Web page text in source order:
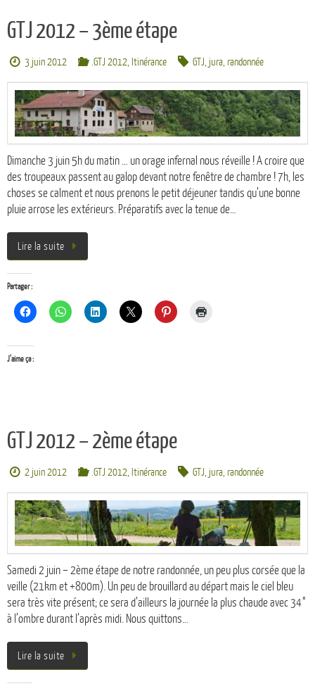
GTJ 2012 – 3ème étape
3 juin 2012 .GTJ 2012, Itinérance GTJ, jura,randonnée
Dimanche 3 juin 5h du matin … un orage infernal nous réveille ! A croire que
des troupeaux passent au galop devant notre fenêtre de chambre ! 7h, les
choses se calment et nous prenons le petit déjeuner tandis qu’une bonne
pluie arrose les extérieurs. Préparatifs avec la tenue de…
Lire la suite
Partager :
J’aime ça :
GTJ 2012 – 2ème étape
2 juin 2012 .GTJ 2012, Itinérance GTJ, jura,randonnée
Samedi 2 juin – 2ème étape de notre randonnée, un peu plus corsée que la
veille (21km et +800m). Un peu de brouillard au départ mais le ciel bleu
sera très vite présent; ce sera d’ailleurs la journée la plus chaude avec 34°
à l’ombre durant l’après midi. Nous quittons…
Lire la suite